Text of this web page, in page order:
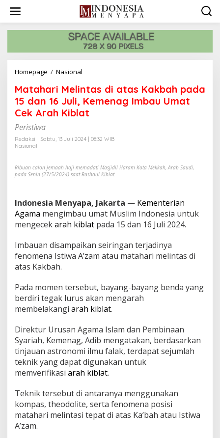
w
Homepage / Nasional
t
a
h
a
M
i
n
s
d
i
a
s
k
b
a
h
a
d
a
1
5
d
n
1
6
J
Matahari Melintas di atas Kakbah pada
15 dan 16 Juli, Kemenag Imbau Umat
Cek Arah Kiblat
Peristiwa
Redaksi
Sabtu, 13 Juli 2024 | 08:32 WIB
Nasional
Ribuan calon jemaah haji memadati Masjidil Haram Kota Mekkah, Arab Saudi,
pada Senin (27/5/2024) saat Rashdul Kiblat.
Indonesia Menyapa, Jakarta — Kementerian
Agama mengimbau umat Muslim Indonesia untuk
mengecekarah kiblat pada 15 dan 16 Juli 2024.
Imbauan disampaikan seiringan terjadinya
fenomena Istiwa A’zam atau matahari melintas di
atas Kakbah.
Pada momen tersebut, bayang-bayang benda yang
berdiri tegak lurus akan mengarah
membelakangi arah kiblat.
Direktur Urusan Agama Islam dan Pembinaan
Syariah, Kemenag, Adib mengatakan, berdasarkan
tinjauan astronomi ilmu falak, terdapat sejumlah
teknik yang dapat digunakan untuk
memverifikasi arah kiblat.
Teknik tersebut di antaranya menggunakan
kompas, theodolite, serta fenomena posisi
matahari melintasi tepat di atas Ka’bah atau Istiwa
A’zam.